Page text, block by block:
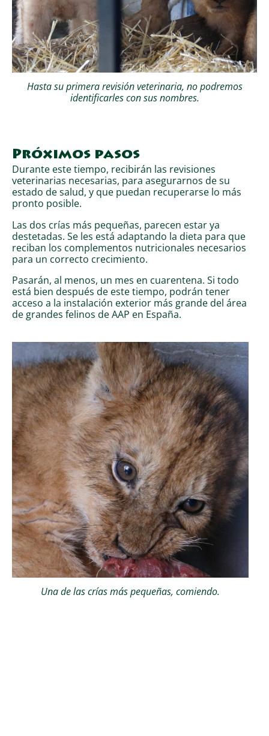
Hasta su primera revisión veterinaria, no podremos
identificarles con sus nombres.
Próximos pasos
Durante este tiempo, recibirán las revisiones
veterinarias necesarias, para asegurarnos de su
estado de salud, y que puedan recuperarse lo más
pronto posible.
Las dos crías más pequeñas, parecen estar ya
destetadas. Se les está adaptando la dieta para que
reciban los complementos nutricionales necesarios
para un correcto crecimiento.
Pasarán, al menos, un mes en cuarentena. Si todo
está bien después de este tiempo, podrán tener
acceso a la instalación exterior más grande del área
de grandes felinos de AAP en España.
Una de las crías más pequeñas, comiendo.